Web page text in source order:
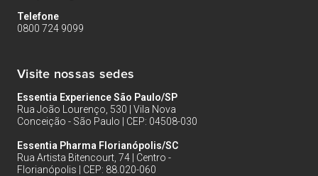
Telefone
0800 724 9099
Visite nossas sedes
Essentia Experience São Paulo/SP
Rua João Lourenço, 530 | Vila Nova
Conceição - São Paulo | CEP: 04508-030
Essentia Pharma Florianópolis/SC
Rua Artista Bitencourt, 74 | Centro -
Florianópolis | CEP: 88.020-060